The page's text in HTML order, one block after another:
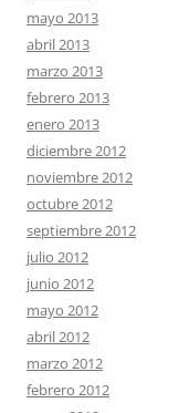
mayo 2013
abril 2013
marzo 2013
febrero 2013
enero 2013
diciembre 2012
noviembre 2012
octubre 2012
septiembre 2012
julio 2012
junio 2012
mayo 2012
abril 2012
marzo 2012
febrero 2012